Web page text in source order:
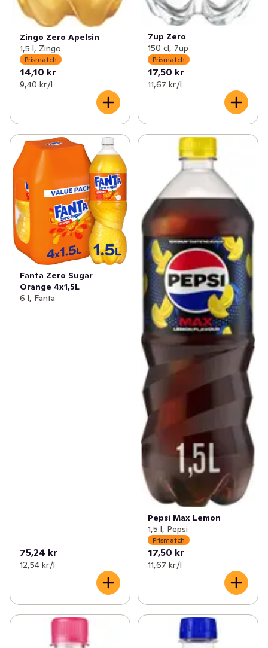
Zingo Zero Apelsin
1,5 l, Zingo
Prismatch
14,10 kr
9,40 kr /l
7up Zero
150 cl, 7up
Prismatch
17,50 kr
11,67 kr /l
Fanta Zero Sugar
Orange 4x1,5L
6 l, Fanta
75,24 kr
12,54 kr /l
Pepsi Max Lemon
1,5 l, Pepsi
Prismatch
17,50 kr
11,67 kr /l